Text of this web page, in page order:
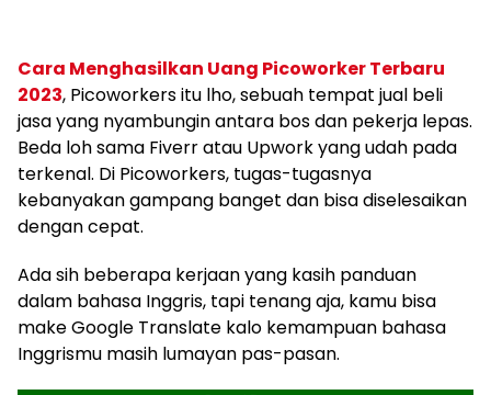
Cara Menghasilkan Uang Picoworker Terbaru
2023, Picoworkers itu lho, sebuah tempat jual beli
jasa yang nyambungin antara bos dan pekerja lepas.
Beda loh sama Fiverr atau Upwork yang udah pada
terkenal. Di Picoworkers, tugas-tugasnya
kebanyakan gampang banget dan bisa diselesaikan
dengan cepat.
Ada sih beberapa kerjaan yang kasih panduan
dalam bahasa Inggris, tapi tenang aja, kamu bisa
make Google Translate kalo kemampuan bahasa
Inggrismu masih lumayan pas-pasan.